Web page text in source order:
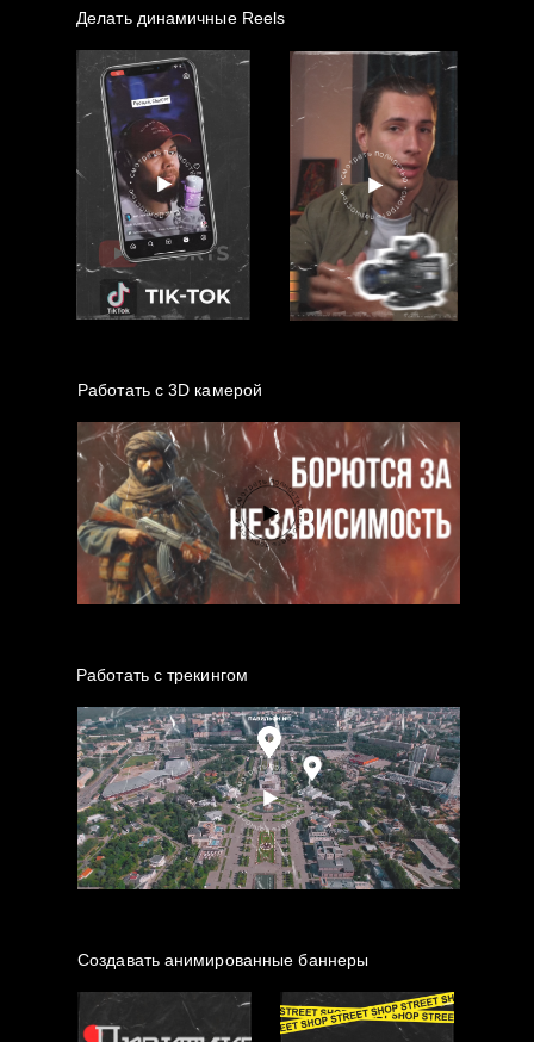
Делать динамичные Reels
Создавать анимированные баннеры
Работать с 3D камерой
Работать с трекингом